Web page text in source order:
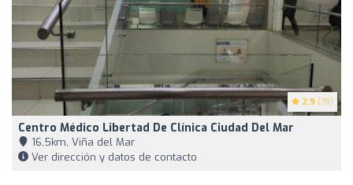
2.9 (78)
Centro Médico Libertad De Clínica Ciudad Del Mar
16,5km, Viña del Mar
Ver dirección y datos de contacto